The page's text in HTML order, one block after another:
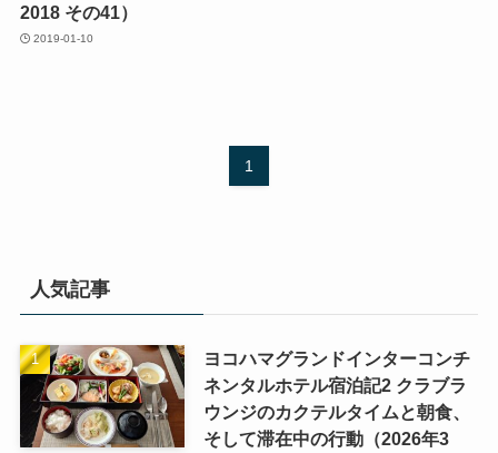
2018 その41）
2019-01-10
1
人気記事
ヨコハマグランドインターコンチ
ネンタルホテル宿泊記2 クラブラ
ウンジのカクテルタイムと朝食、
そして滞在中の行動（2026年3